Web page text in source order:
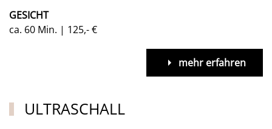
GESICHT
ca. 60 Min. | 125,- €
mehr erfahren
ULTRASCHALL